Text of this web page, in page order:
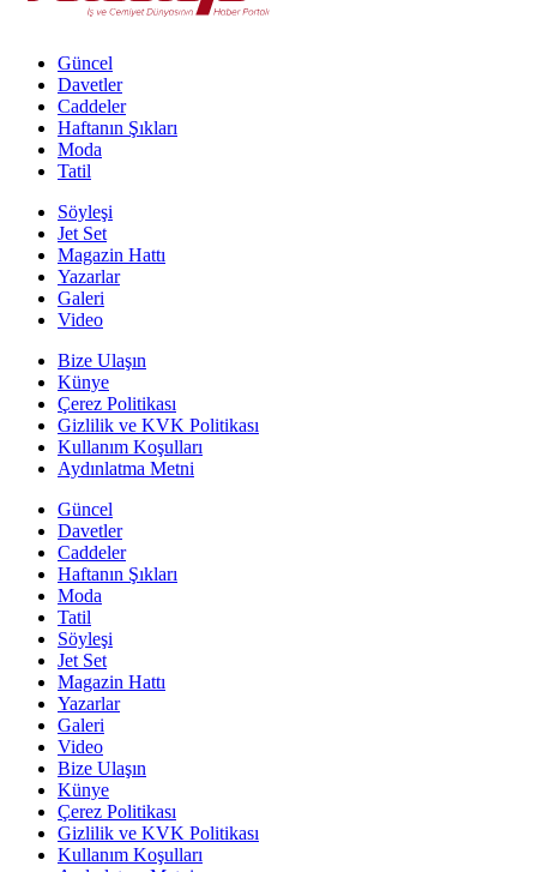
Güncel
Davetler
Caddeler
Haftanın Şıkları
Moda
Tatil
Söyleşi
Jet Set
Magazin Hattı
Yazarlar
Galeri
Video
Bize Ulaşın
Künye
Çerez Politikası
Gizlilik ve KVK Politikası
Kullanım Koşulları
Aydınlatma Metni
Güncel
Davetler
Caddeler
Haftanın Şıkları
Moda
Tatil
Söyleşi
Jet Set
Magazin Hattı
Yazarlar
Galeri
Video
Bize Ulaşın
Künye
Çerez Politikası
Gizlilik ve KVK Politikası
Kullanım Koşulları